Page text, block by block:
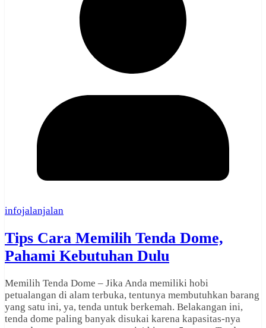
infojalanjalan
Tips Cara Memilih Tenda Dome,
Pahami Kebutuhan Dulu
Memilih Tenda Dome – Jika Anda memiliki hobi
petualangan di alam terbuka, tentunya membutuhkan barang
yang satu ini, ya, tenda untuk berkemah. Belakangan ini,
tenda dome paling banyak disukai karena kapasitas-nya